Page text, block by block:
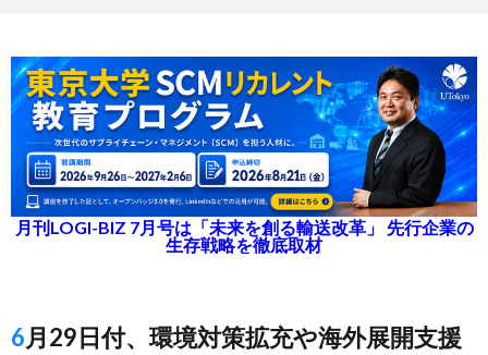
月刊LOGI-BIZ 7月号は「未来を創る輸送改革」 先行企業の
生存戦略を徹底取材
6月29日付、環境対策拡充や海外展開支援